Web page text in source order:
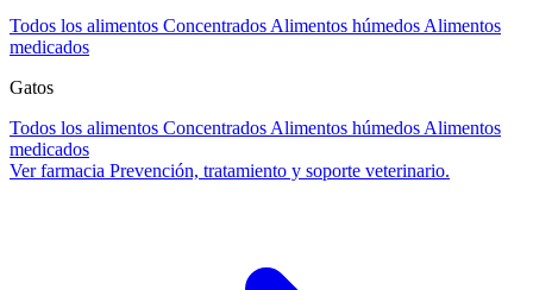
Todos los alimentos Concentrados Alimentos húmedos Alimentos
medicados
Gatos
Todos los alimentos Concentrados Alimentos húmedos Alimentos
medicados
Ver farmacia Prevención, tratamiento y soporte veterinario.